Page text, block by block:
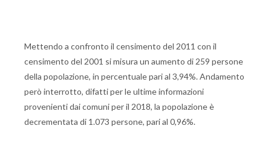
Mettendo a confronto il censimento del 2011 con il
censimento del 2001 si misura un aumento di 259 persone
della popolazione, in percentuale pari al 3,94%. Andamento
però interrotto, difatti per le ultime informazioni
provenienti dai comuni per il 2018, la popolazione è
decrementata di 1.073 persone, pari al 0,96%.